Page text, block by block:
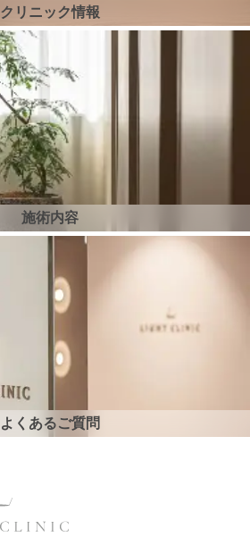
クリニック情報
施術内容
よくあるご質問